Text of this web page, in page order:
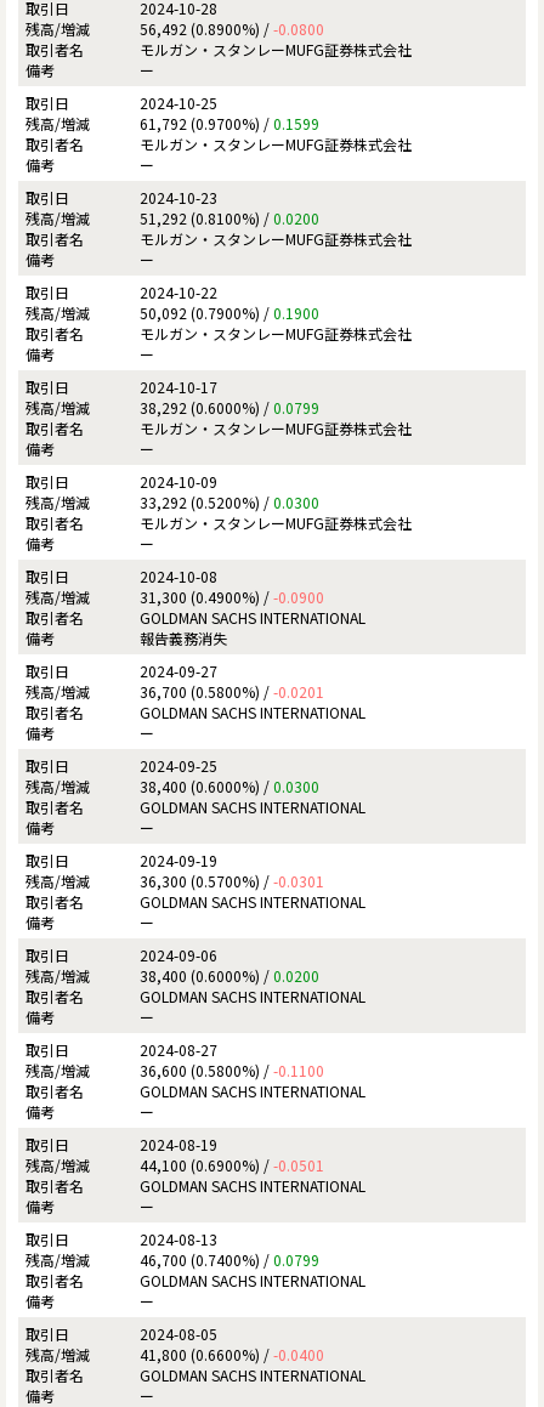
2024-10-28
56,492 (0.8900%) /-0.0800
モルガン・スタンレーMUFG証券株式会社
ー
2024-10-25
61,792 (0.9700%) /0.1599
モルガン・スタンレーMUFG証券株式会社
ー
2024-10-23
51,292 (0.8100%) /0.0200
モルガン・スタンレーMUFG証券株式会社
ー
2024-10-22
50,092 (0.7900%) /0.1900
モルガン・スタンレーMUFG証券株式会社
ー
2024-10-17
38,292 (0.6000%) /0.0799
モルガン・スタンレーMUFG証券株式会社
ー
2024-10-09
33,292 (0.5200%) /0.0300
モルガン・スタンレーMUFG証券株式会社
ー
2024-10-08
31,300 (0.4900%) /-0.0900
GOLDMAN SACHS INTERNATIONAL
報告義務消失
2024-09-27
36,700 (0.5800%) /-0.0201
GOLDMAN SACHS INTERNATIONAL
ー
2024-09-25
38,400 (0.6000%) /0.0300
GOLDMAN SACHS INTERNATIONAL
ー
2024-09-19
36,300 (0.5700%) /-0.0301
GOLDMAN SACHS INTERNATIONAL
ー
2024-09-06
38,400 (0.6000%) /0.0200
GOLDMAN SACHS INTERNATIONAL
ー
2024-08-27
36,600 (0.5800%) /-0.1100
GOLDMAN SACHS INTERNATIONAL
ー
2024-08-19
44,100 (0.6900%) /-0.0501
GOLDMAN SACHS INTERNATIONAL
ー
2024-08-13
46,700 (0.7400%) /0.0799
GOLDMAN SACHS INTERNATIONAL
ー
2024-08-05
41,800 (0.6600%) /-0.0400
GOLDMAN SACHS INTERNATIONAL
ー